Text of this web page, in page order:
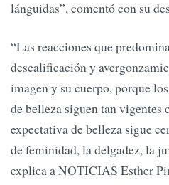
lánguidas”, comentó con su
“Las reacciones que
descalificación y
imagen y su cuerpo, porque
de belleza siguen tan vigentes
expectativa de belleza sigue
de feminidad, la delgadez, la
explica a NOTICIAS Esther